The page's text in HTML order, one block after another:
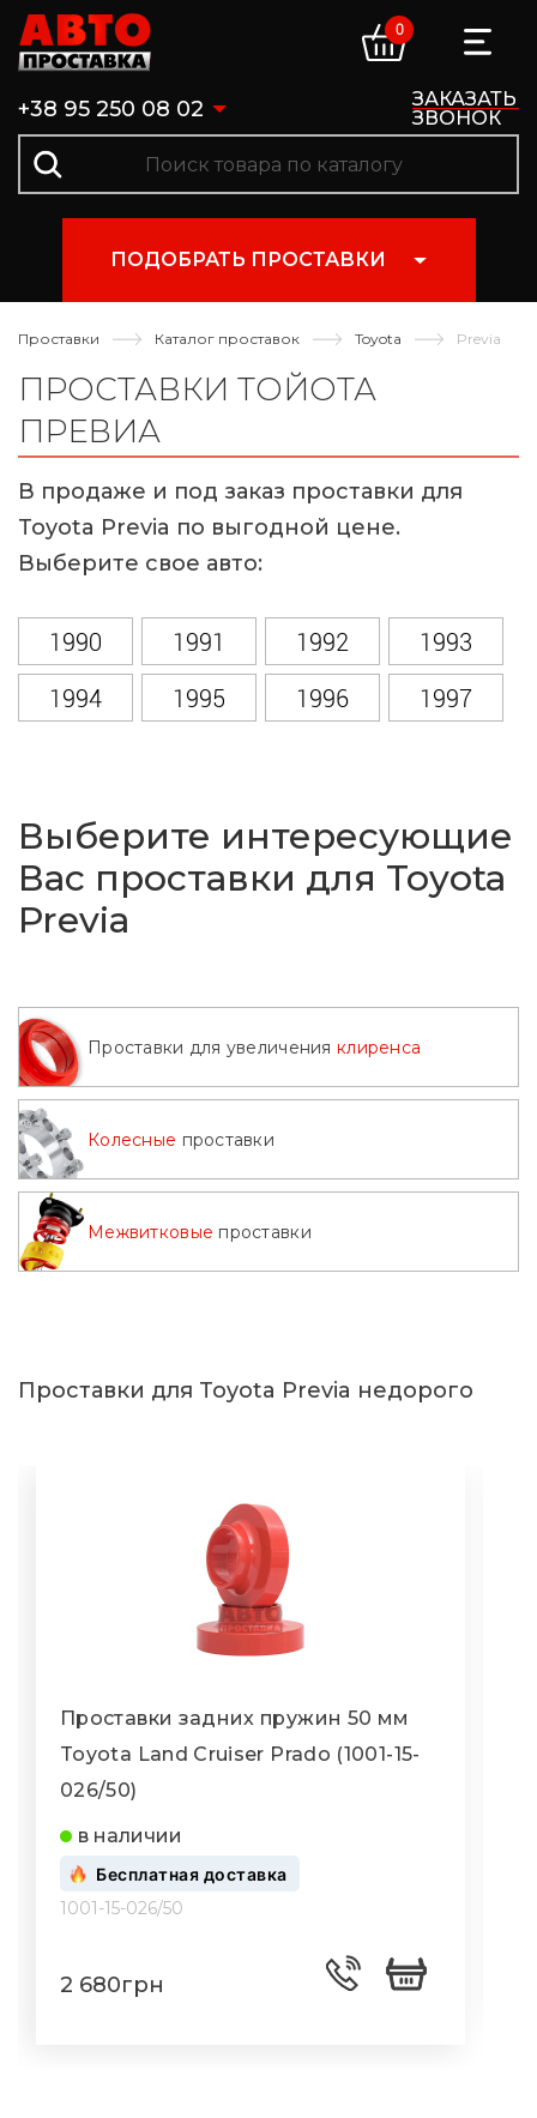
+38 95 250 08 02
ЗАКАЗАТЬ
ЗВОНОК
0
ПОДОБРАТЬ ПРОСТАВКИ
Проставки Каталог проставок Toyota Previa
ПРОСТАВКИ ТОЙОТА
ПРЕВИА
В продаже и под заказ проставки для
Toyota Previa по выгодной цене.
Выберите свое авто:
1990 1991 1992
1993
1994
1995 1996
1997
2006
2007 2008
2009
2010
Выберите интересующие
Вас проставки для Toyota
Previa
Проставки для увеличения клиренса
Колесные проставки
Межвитковые проставки
Проставки для Toyota Previa недорого
Проставки задних пружин 50 мм
Toyota Land Cruiser Prado (1001-15-
026/50)
в наличии
Бесплатная доставка
1001-15-026/50
2 680грн